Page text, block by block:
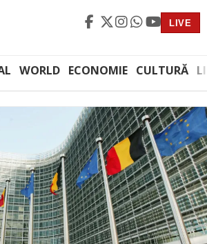
LIVE
WORLD ECONOMIE CULTURĂ